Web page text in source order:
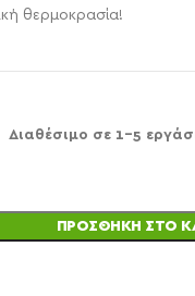
θερμοκρασία!
Διαθέσιμο σε 1-5
ΠΡΟΣΘΉΚΗ ΣΤΟ